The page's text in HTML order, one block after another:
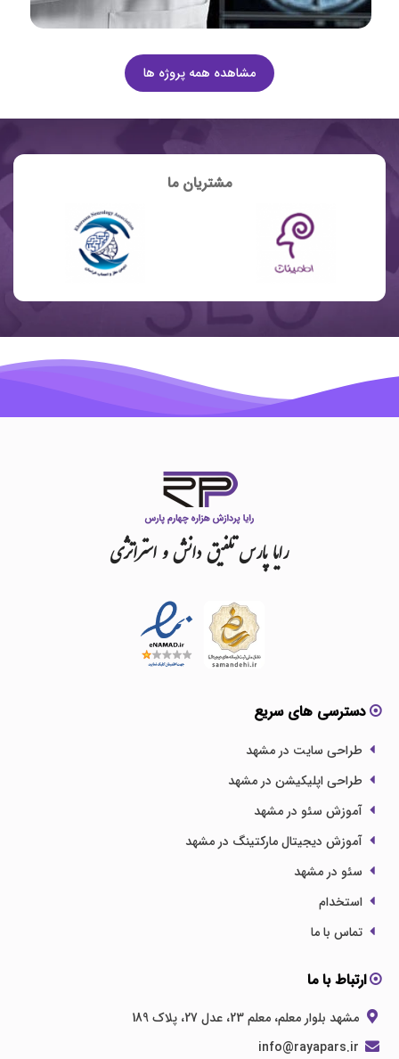
مشاهده همه پروژه ها
مشتریان ما
رایاپارستلفیقدانشواستراتژی
دسترسی های سریع
طراحی سایت در مشهد
طراحی اپلیکیشن در مشهد
آموزش سئو در مشهد
آموزش دیجیتال مارکتینگ در مشهد
سئو در مشهد
استخدام
تماس با ما
ارتباط با ما
مشهد بلوار معلم، معلم 23، عدل 27، پلاک 189